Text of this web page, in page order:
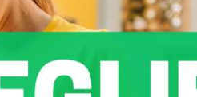
la sostenibilità